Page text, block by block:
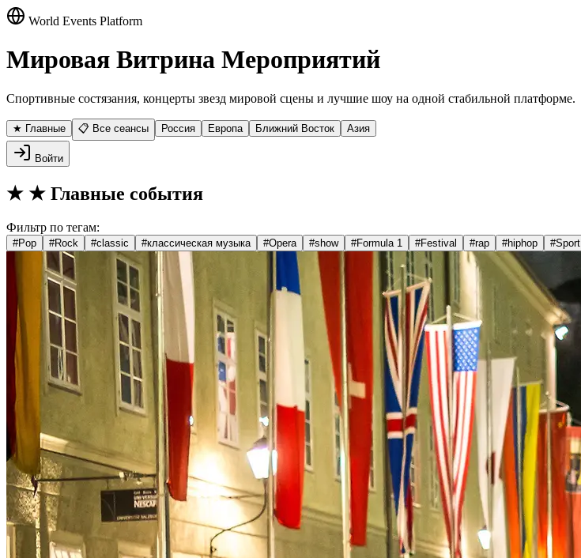
World Events Platform
Мировая Витрина Мероприятий
Спортивные состязания, концерты звезд мировой сцены и лучшие шоу на одной стабильной платформе.
★ Главные 📋 Все сеансы Россия Европа Ближний Восток Азия
Войти
★ ★ Главные события
Фильтр по тегам:
#Pop #Rock #classic #классическая музыка #Opera #show #Formula 1 #Festival #rap #hiphop #Sport